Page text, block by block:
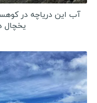
آب این دریاچه در
یخچال